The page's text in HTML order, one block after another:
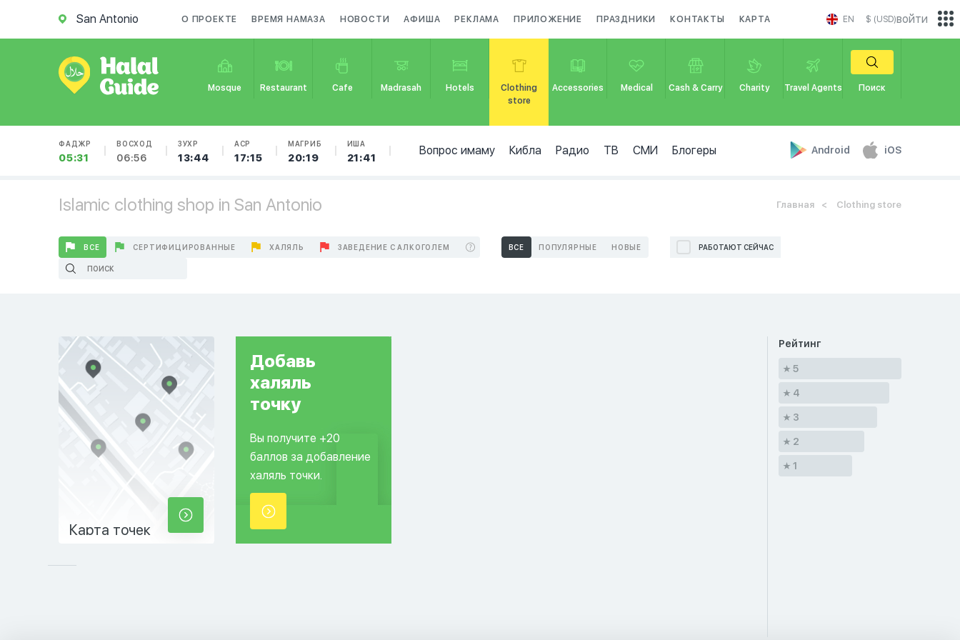
San Antonio О ПРОЕКТЕ ВРЕМЯ НАМАЗА НОВОСТИ АФИША РЕКЛАМА ПРИЛОЖЕНИЕ ПРАЗДНИКИ КОНТАКТЫ КАРТА EN $ (USD)
Mosque Restaurant Cafe Madrasah Hotels
Clothing
store
Accessories Medical Cash & Carry Charity Travel Agents Поиск
ФАДЖР
05:31
ВОСХОД
06:56
ЗУХР
13:44
АСР
17:15
МАГРИБ
20:19
ИША
21:41
Вопрос имаму Кибла Радио ТВ СМИ Блогеры Android iOS
войти
Islamic clothing shop in San Antonio Главная Clothing store
ВСЕ СЕРТИФИЦИРОВАННЫЕ ХАЛЯЛЬ ЗАВЕДЕНИЕ С АЛКОГОЛЕМ ВСЕ ПОПУЛЯРНЫЕ НОВЫЕ РАБОТАЮТ СЕЙЧАС
Карта точек
Добавь
халяль
точку
Вы получите +20
баллов за добавление
халяль точки.
Рейтинг
5
4
3
2
1